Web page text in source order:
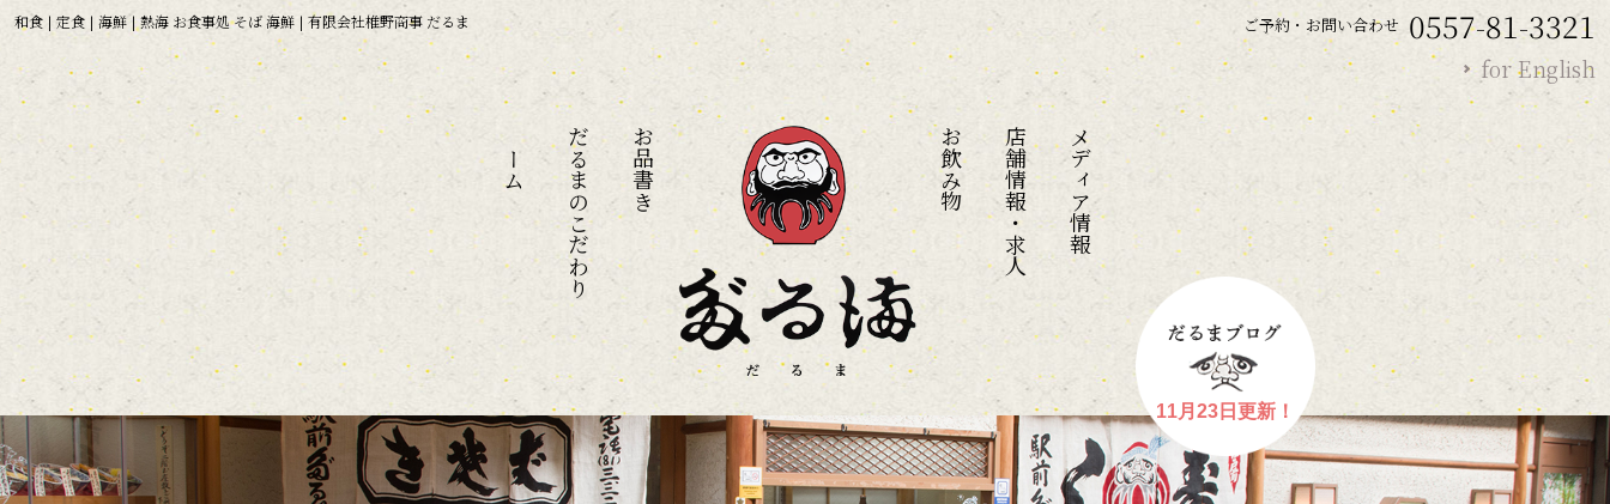
和食 | 定食 | 海鮮 | 熱海 お食事処 そば 海鮮 | 有限会社椎野商事 だるま ご予約・お問い合わせ 0557-81-3321
for English
ホーム だるまのこだわり お品書き お飲み物 店舗情報・求人 メディア情報
11月23日更新！